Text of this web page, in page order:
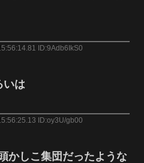
ID:9Adb6IkS0
いは
ID:oy3U/gb00
かしこ集団だったような